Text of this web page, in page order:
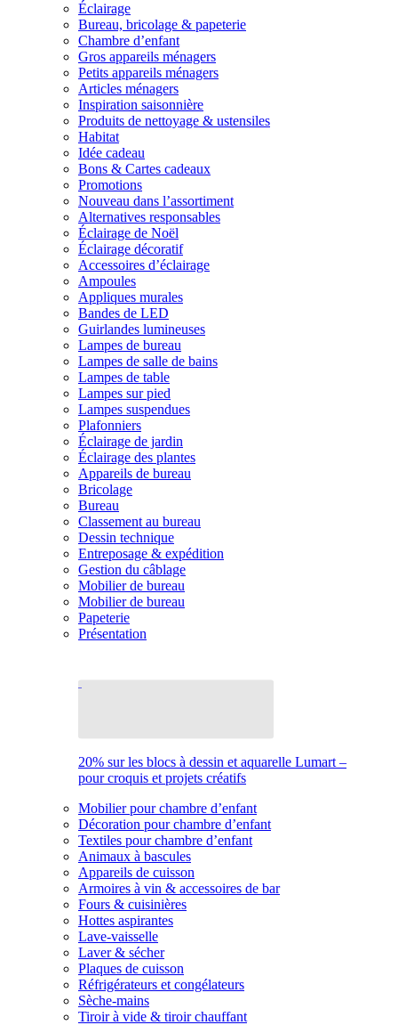
Éclairage
Bureau, bricolage & papeterie
Chambre d’enfant
Gros appareils ménagers
Petits appareils ménagers
Articles ménagers
Inspiration saisonnière
Produits de nettoyage & ustensiles
Habitat
Idée cadeau
Bons & Cartes cadeaux
Promotions
Nouveau dans l’assortiment
Alternatives responsables
Éclairage de Noël
Éclairage décoratif
Accessoires d’éclairage
Ampoules
Appliques murales
Bandes de LED
Guirlandes lumineuses
Lampes de bureau
Lampes de salle de bains
Lampes de table
Lampes sur pied
Lampes suspendues
Plafonniers
Éclairage de jardin
Éclairage des plantes
Appareils de bureau
Bricolage
Bureau
Classement au bureau
Dessin technique
Entreposage & expédition
Gestion du câblage
Mobilier de bureau
Mobilier de bureau
Papeterie
Présentation
20% sur les blocs à dessin et aquarelle Lumart –
pour croquis et projets créatifs
Mobilier pour chambre d’enfant
Décoration pour chambre d’enfant
Textiles pour chambre d’enfant
Animaux à bascules
Appareils de cuisson
Armoires à vin & accessoires de bar
Fours & cuisinières
Hottes aspirantes
Lave-vaisselle
Laver & sécher
Plaques de cuisson
Réfrigérateurs et congélateurs
Sèche-mains
Tiroir à vide & tiroir chauffant